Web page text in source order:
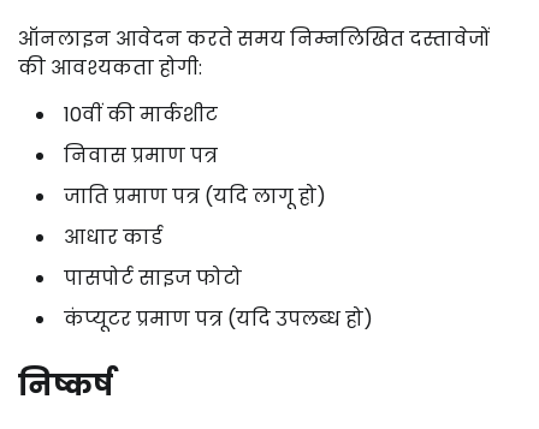
ऑनलाइन आवेदन करते समय निम्नलिखित दस्तावेजों
की आवश्यकता होगी:
10वीं की मार्कशीट
निवास प्रमाण पत्र
जाति प्रमाण पत्र (यदि लागू हो)
आधार कार्ड
पासपोर्ट साइज फोटो
कंप्यूटर प्रमाण पत्र (यदि उपलब्ध हो)
निष्कर्ष